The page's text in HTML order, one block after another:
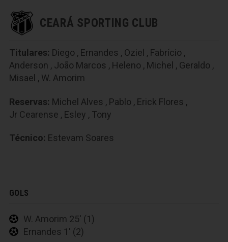
CEARÁ SPORTING CLUB
Titulares: Diego , Ernandes , Oziel , Fabrício ,
Anderson , João Marcos , Heleno , Michel , Geraldo ,
Misael , W. Amorim
Reservas: Michel Alves , Pablo , Erick Flores ,
Jr Cearense , Esley , Tony
Técnico: Estevam Soares
GOLS
W. Amorim 25' (1)
Ernandes 1' (2)